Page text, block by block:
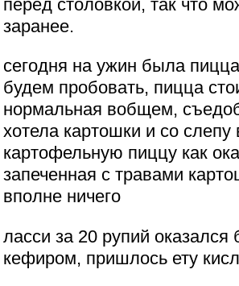
перед столовкой, так что
заранее.
сегодня на ужин была
будем пробовать, пицца
нормальная вобщем,
хотела картошки и со слепу
картофельную пиццу как
запеченная с травами
вполне ничего
ласси за 20 рупий
кефиром, пришлось ету